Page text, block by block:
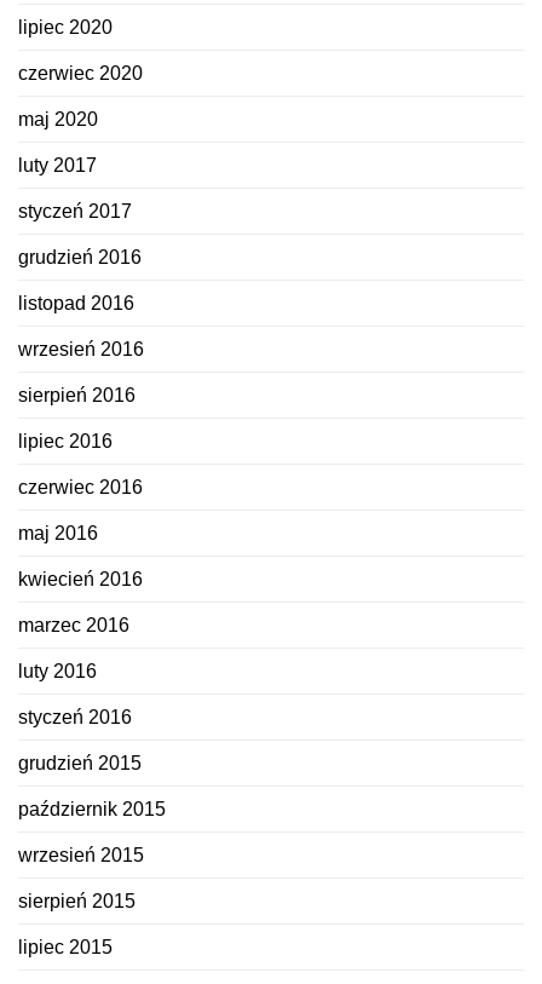
lipiec 2020
czerwiec 2020
maj 2020
luty 2017
styczeń 2017
grudzień 2016
listopad 2016
wrzesień 2016
sierpień 2016
lipiec 2016
czerwiec 2016
maj 2016
kwiecień 2016
marzec 2016
luty 2016
styczeń 2016
grudzień 2015
październik 2015
wrzesień 2015
sierpień 2015
lipiec 2015